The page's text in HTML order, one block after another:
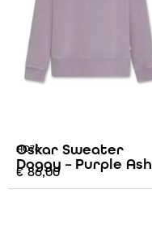
AO76
Oskar Sweater
Doggy – Purple Ash
€86,00